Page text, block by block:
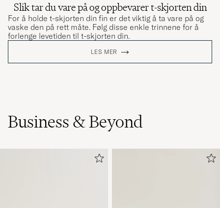
Slik tar du vare på og oppbevarer t-skjorten din
For å holde t-skjorten din fin er det viktig å ta vare på og
vaske den på rett måte. Følg disse enkle trinnene for å
forlenge levetiden til t-skjorten din.
LES MER
Business & Beyond